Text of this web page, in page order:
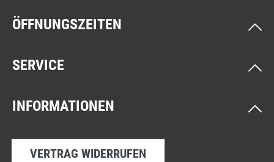
ÖFFNUNGSZEITEN
SERVICE
INFORMATIONEN
VERTRAG WIDERRUFEN